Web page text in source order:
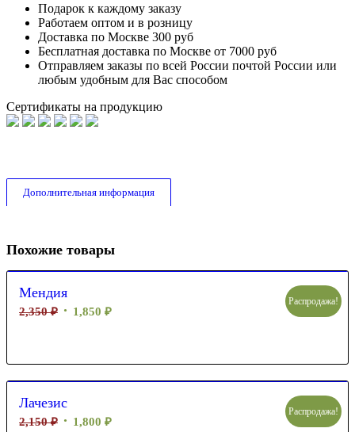
Подарок к каждому заказу
Работаем оптом и в розницу
Доставка по Москве 300 руб
Бесплатная доставка по Москве от 7000 руб
Отправляем заказы по всей России почтой России или
любым удобным для Вас способом
Сертификаты на продукцию
Дополнительная информация
Похожие товары
Мендия
2,350₽ 1,850 ₽
Распродажа!
Лачезис
2,150₽ 1,800 ₽
Распродажа!